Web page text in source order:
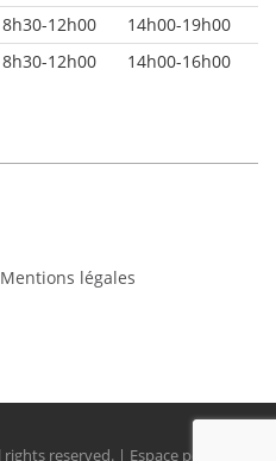
8h30-12h00
14h00-19h00
8h30-12h00 14h00-16h00
légales
reserved. | Espace perso